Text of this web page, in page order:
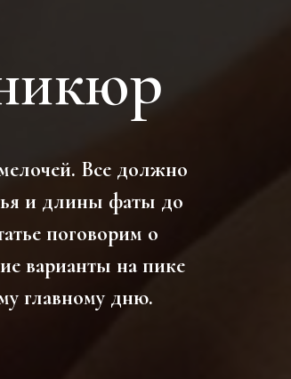
Все должно
и длины фаты до
поговорим о
варианты на пике
главному дню.